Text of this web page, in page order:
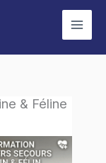
& Féline